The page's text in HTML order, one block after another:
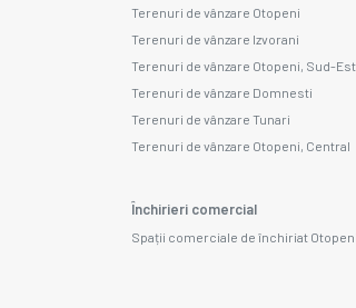
Terenuri de vânzare Otopeni
Terenuri de vânzare Izvorani
Terenuri de vânzare Otopeni, Sud-Est
Terenuri de vânzare Domnesti
Terenuri de vânzare Tunari
Terenuri de vânzare Otopeni, Central
Închirieri comercial
Spații comerciale de închiriat